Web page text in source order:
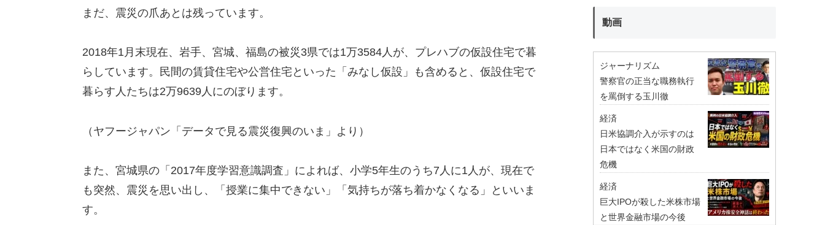
まだ、震災の爪あとは残っています。
2018年1月末現在、岩手、宮城、福島の被災3県では1万3584人が、プレハブの仮設住宅で暮
らしています。民間の賃貸住宅や公営住宅といった「みなし仮設」も含めると、仮設住宅で
暮らす人たちは2万9639人にのぼります。
（ヤフージャパン「データで見る震災復興のいま」より）
また、宮城県の「2017年度学習意識調査」によれば、小学5年生のうち7人に1人が、現在で
も突然、震災を思い出し、「授業に集中できない」「気持ちが落ち着かなくなる」といいま
す。
動画
ジャーナリズム
警察官の正当な職務執行
を罵倒する玉川徹
経済
日米協調介入が示すのは
日本ではなく米国の財政
危機
経済
巨大IPOが殺した米株市場
と世界金融市場の今後